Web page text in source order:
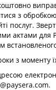
з
послуг.
актами для
з моменту
.